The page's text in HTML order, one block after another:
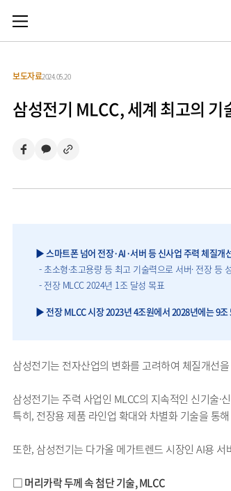
보도자료2024.05.20
삼성전기 MLCC, 세계 최고의
▶ 스마트폰 넘어 전장·AI·서버 등 신사업 주력 체질개
- 초소형·초고용량 등 최고 기술력으로 서버· 전장 등
- 전장 MLCC 2024년 1조 달성 목표
▶ 전장 MLCC 시장 2023년 4조원에서 2028년에는 9조
삼성전기는 전자산업의 변화를 고려하여 체질개선
삼성전기는 주력 사업인 MLCC의 지속적인 신기술
특히, 전장용 제품 라인업 확대와 차별화 기술을 통
또한, 삼성전기는 다가올 메가트렌드 시장인 AI용
□ 머리카락 두께 속 첨단 기술, MLCC